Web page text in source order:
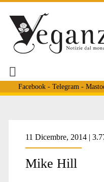
Facebook- Telegram -
11 Dicembre, 2014 |
Mike Hill